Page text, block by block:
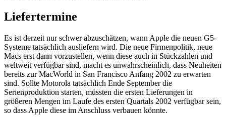
Liefertermine
Es ist derzeit nur schwer abzuschätzen, wann Apple die neuen G5-
Systeme tatsächlich ausliefern wird. Die neue Firmenpolitik, neue
Macs erst dann vorzustellen, wenn diese auch in Stückzahlen und
weltweit verfügbar sind, macht es unwahrscheinlich, dass Neuheiten
bereits zur MacWorld in San Francisco Anfang 2002 zu erwarten
sind. Sollte Motorola tatsächlich Ende September die
Serienproduktion starten, müssten die ersten Lieferungen in
größeren Mengen im Laufe des ersten Quartals 2002 verfügbar sein,
so dass Apple diese im Anschluss verbauen könnte.